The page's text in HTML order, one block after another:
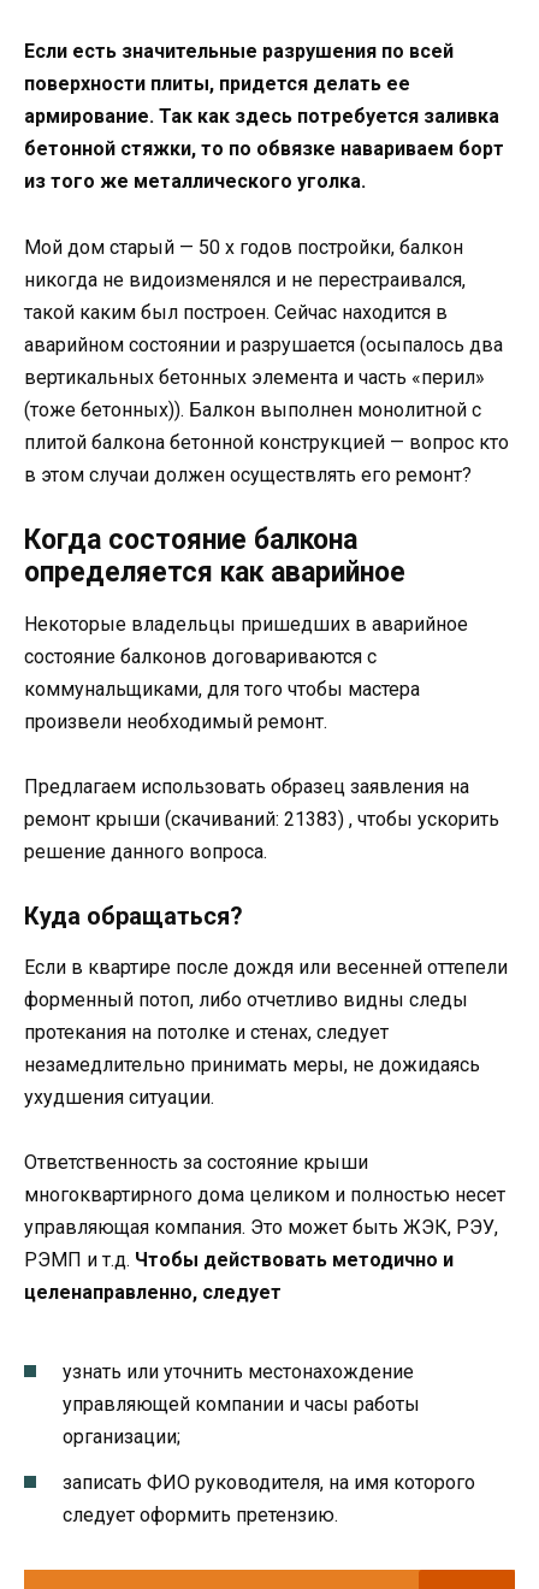
Если есть значительные разрушения по всей
поверхности плиты, придется делать ее
армирование. Так как здесь потребуется заливка
бетонной стяжки, то по обвязке навариваем борт
из того же металлического уголка.
Мой дом старый — 50 х годов постройки, балкон
никогда не видоизменялся и не перестраивался,
такой каким был построен. Сейчас находится в
аварийном состоянии и разрушается (осыпалось два
вертикальных бетонных элемента и часть «перил»
(тоже бетонных)). Балкон выполнен монолитной с
плитой балкона бетонной конструкцией — вопрос кто
в этом случаи должен осуществлять его ремонт?
Когда состояние балкона
определяется как аварийное
Некоторые владельцы пришедших в аварийное
состояние балконов договариваются с
коммунальщиками, для того чтобы мастера
произвели необходимый ремонт.
Предлагаем использовать образец заявления на
ремонт крыши (cкачиваний: 21383) , чтобы ускорить
решение данного вопроса.
Куда обращаться?
Если в квартире после дождя или весенней оттепели
форменный потоп, либо отчетливо видны следы
протекания на потолке и стенах, следует
незамедлительно принимать меры, не дожидаясь
ухудшения ситуации.
Ответственность за состояние крыши
многоквартирного дома целиком и полностью несет
управляющая компания. Это может быть ЖЭК, РЭУ,
РЭМП и т.д. Чтобы действовать методично и
целенаправленно, следует
узнать или уточнить местонахождение
управляющей компании и часы работы
организации;
записать ФИО руководителя, на имя которого
следует оформить претензию.